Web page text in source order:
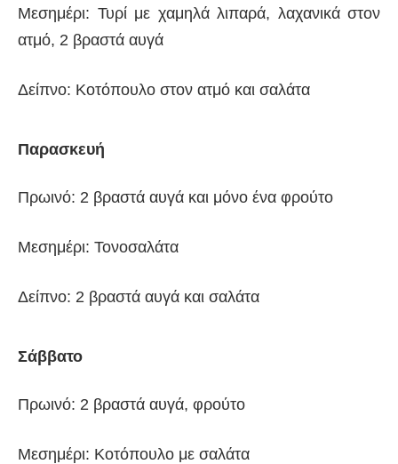
Μεσημέρι: Τυρί με χαμηλά λιπαρά, λαχανικά στον
ατμό, 2 βραστά αυγά
Δείπνο: Κοτόπουλο στον ατμό και σαλάτα
Παρασκευή
Πρωινό: 2 βραστά αυγά και μόνο ένα φρούτο
Μεσημέρι: Τονοσαλάτα
Δείπνο: 2 βραστά αυγά και σαλάτα
Σάββατο
Πρωινό: 2 βραστά αυγά, φρούτο
Μεσημέρι: Κοτόπουλο με σαλάτα